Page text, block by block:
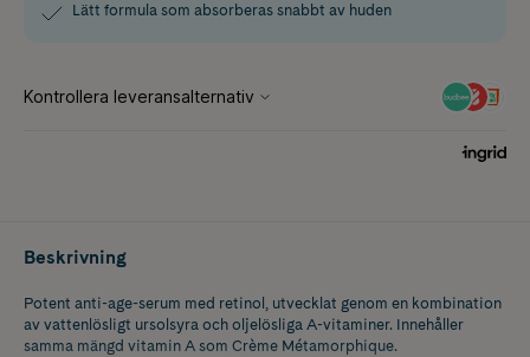
Lätt formula som absorberas snabbt av huden
Beskrivning
Potent anti-age-serum med retinol, utvecklat genom en kombination
av vattenlösligt ursolsyra och oljelösliga A-vitaminer. Innehåller
samma mängd vitamin A som Crème Métamorphique.